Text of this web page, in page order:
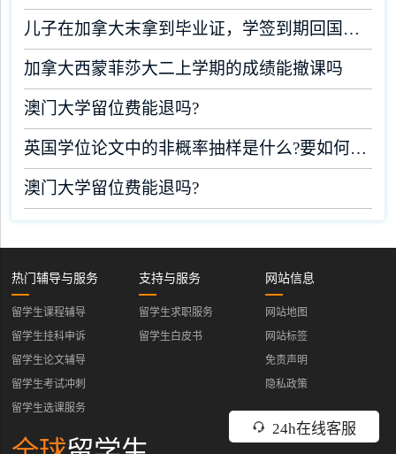
儿子在加拿大末拿到毕业证，学签到期回国了有办法补救吗
加拿大西蒙菲莎大二上学期的成绩能撤课吗
澳门大学留位费能退吗?
英国学位论文中的非概率抽样是什么?要如何完成?
澳门大学留位费能退吗?
24h在线客服
热门辅导与服务
留学生课程辅导
留学生挂科申诉
留学生论文辅导
留学生考试冲刺
留学生选课服务
支持与服务
留学生求职服务
留学生白皮书
网站信息
网站地图
网站标签
免责声明
隐私政策